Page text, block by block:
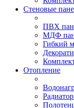
Стеновые
ПВХ
МДФ
Гибкий
Отопление